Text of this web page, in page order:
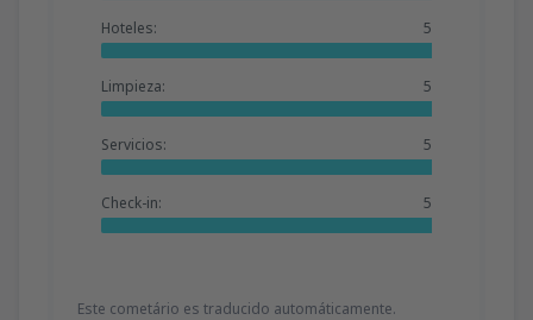
Hoteles: 5
Limpieza: 5
Servicios: 5
Check-in: 5
Este cometário es traducido automáticamente.